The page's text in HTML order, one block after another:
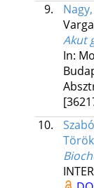
9.
Akut
In:
10.